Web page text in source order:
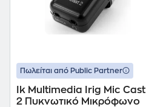
Πωλείται από Public Partner
Ik Multimedia Irig Mic Cast
2 Πυκνωτικό Μικρόφωνο